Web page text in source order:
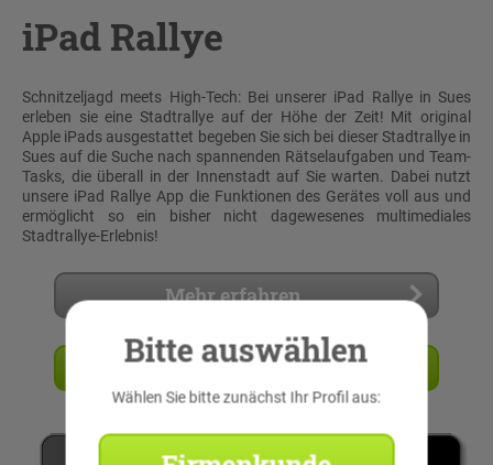
iPad Rallye
Schnitzeljagd meets High-Tech: Bei unserer iPad Rallye in Sues
erleben sie eine Stadtrallye auf der Höhe der Zeit! Mit original
Apple iPads ausgestattet begeben Sie sich bei dieser Stadtrallye in
Sues auf die Suche nach spannenden Rätselaufgaben und Team-
Tasks, die überall in der Innenstadt auf Sie warten. Dabei nutzt
unsere iPad Rallye App die Funktionen des Gerätes voll aus und
ermöglicht so ein bisher nicht dagewesenes multimediales
Stadtrallye-Erlebnis!
Mehr erfahren
Angebot anfordern
Bitte auswählen
Wählen Sie bitte zunächst Ihr Profil aus: